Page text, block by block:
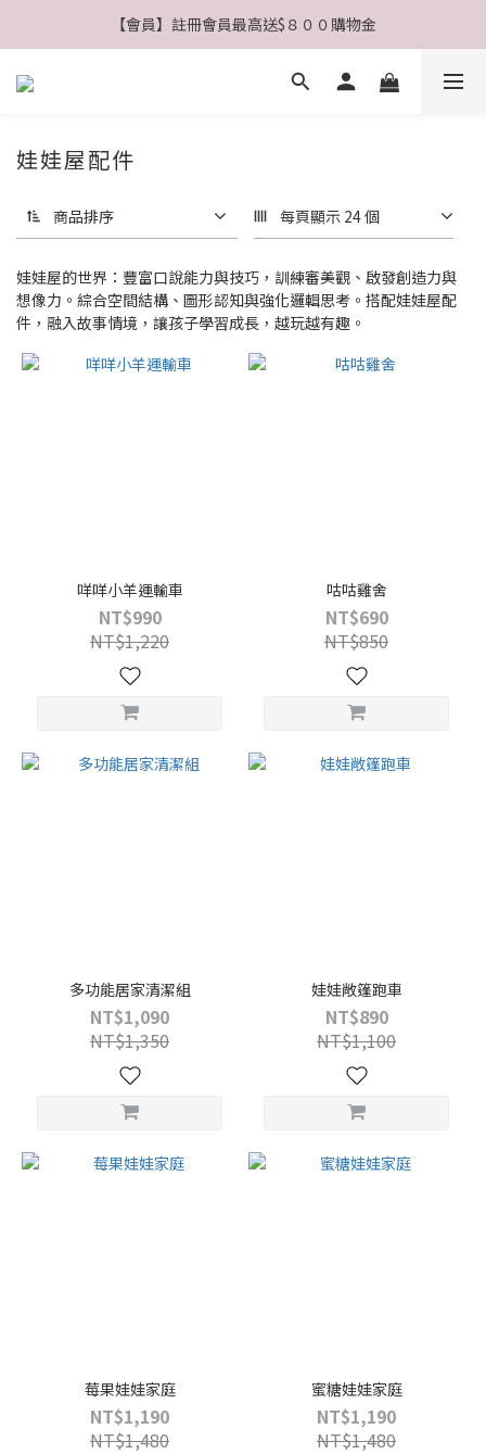
【公告】4/21(二)起 價格調整事宜
【會員】註冊會員最高送$８００購物金
【公告】4/21(二)起 價格調整事宜
娃娃屋配件
商品排序 每頁顯示 24 個
娃娃屋的世界：豐富口說能力與技巧，訓練審美觀、啟發創造力與
想像力。綜合空間結構、圖形認知與強化邏輯思考。搭配娃娃屋配
件，融入故事情境，讓孩子學習成長，越玩越有趣。
咩咩小羊運輸車
NT$990
NT$1,220
咕咕雞舍
NT$690
NT$850
多功能居家清潔組
NT$1,090
NT$1,350
娃娃敞篷跑車
NT$890
NT$1,100
莓果娃娃家庭
NT$1,190
NT$1,480
蜜糖娃娃家庭
NT$1,190
NT$1,480